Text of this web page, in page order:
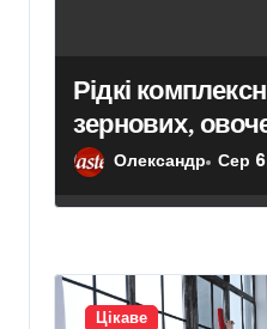
Рідкі
зернових,
культур:
Олександр Сер
Цікаве